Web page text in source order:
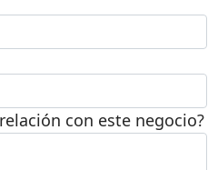
con este negocio?